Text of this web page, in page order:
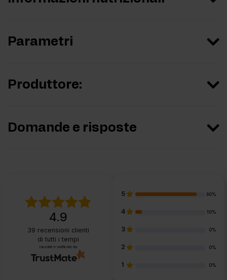
Parametri
Produttore:
Domande e risposte
4.9
39 recensioni clienti
di tutti i tempi
raccolte e verificate da
5 90%
4 10%
3 0%
2 0%
1 0%